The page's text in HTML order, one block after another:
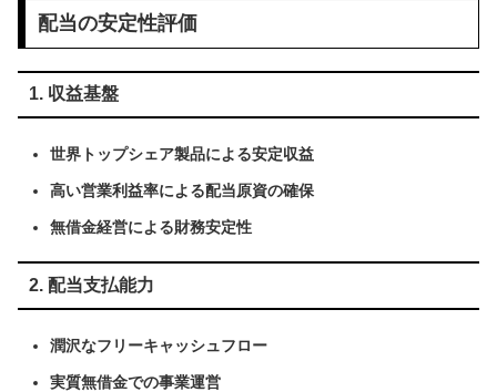
配当の安定性評価
1. 収益基盤
世界トップシェア製品による安定収益
高い営業利益率による配当原資の確保
無借金経営による財務安定性
2. 配当支払能力
潤沢なフリーキャッシュフロー
実質無借金での事業運営